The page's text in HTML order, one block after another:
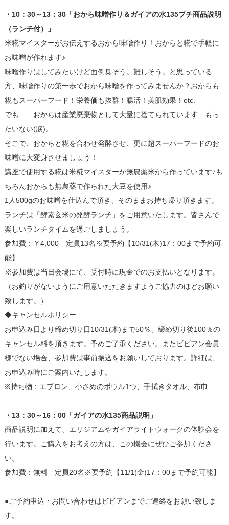
・10：30～13：30「おから味噌作り＆ガイアの水135プチ商品説明
（ランチ付）」
米糀マイスターがお伝えするおから味噌作り！おからと糀で手軽に
お味噌が作れます♪
味噌作りはしてみたいけど面倒臭そう。難しそう。と思っている
方、味噌作りの第一歩でおから味噌を作ってみませんか？おからも
糀もスーパーフード！栄養価も抜群！腸活！美肌効果！etc.
でも……おからは産業廃棄物として大量に捨てられています…もっ
たいない(涙)。
そこで、おからと糀を合わせ発酵させ、更に超スーパーフードのお
味噌に大変身させましょう！
講座で使用する糀は米糀マイスターが無農薬米から作っています♪も
ちろんおからも無農薬で作られた大豆を使用♪
1人500gのお味噌を仕込んで頂き、そのままお持ち帰り頂きます。
ランチは「酵素玄米の発酵ランチ」をご用意いたします。皆さんで
楽しいランチタイムを過ごしましょう。
参加費：￥4,000 定員13名※要予約【10/31(木)17：00まで予約可
能】
※参加費は当日会場にて、受付時に現金でのお支払いとなります。
（お釣りがないようにご用意いただきますようご協力のほどお願い
致します。）
◆キャンセルポリシー
お申込み日より締め切り日10/31(木)まで50％、締め切り後100％の
キャンセル料を頂きます。予めご了承ください。またビビアン会員
様でない場合、参加費は事前振込をお願いしております。詳細は、
お申込み時にご案内いたします。
※持ち物：エプロン、小さめのボウル1つ、手拭きタオル、布巾
・13：30～16：00「ガイアの水135商品説明」
商品説明に加えて、エリジアムやガイアライトウォークの体験会を
行います。ご購入をお考えの方は、この機会にぜひご参加くださ
い。
参加費：無料 定員20名※要予約【11/1(金)17：00まで予約可能】
●ご予約申込・お問い合わせはビビアンまでご連絡をお願い致しま
す。